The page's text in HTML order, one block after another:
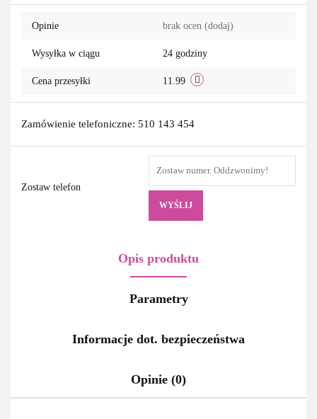
Opinie brak ocen (dodaj)
Wysyłka w ciągu 24 godziny
Cena przesyłki 11.99
Zamówienie telefoniczne: 510 143 454
Zostaw telefon
WYŚLIJ
Opis produktu
Parametry
Informacje dot. bezpieczeństwa
Opinie (0)